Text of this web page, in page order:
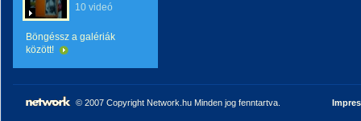
10 videó
Böngéssz a galériák
között!
© 2007 Copyright Network.hu Minden jog fenntartva.